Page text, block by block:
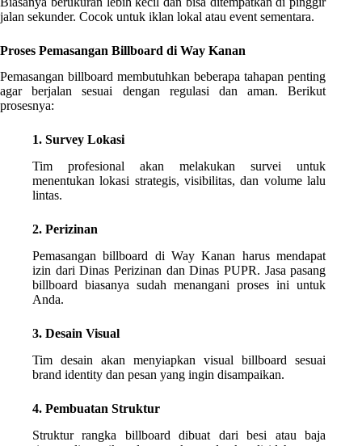
jalan sekunder. Cocok untuk iklan lokal atau event sementara.
Proses Pemasangan Billboard di Way Kanan
Pemasangan billboard membutuhkan beberapa tahapan penting
agar berjalan sesuai dengan regulasi dan aman. Berikut
prosesnya:
1. Survey Lokasi
Tim profesional akan melakukan survei untuk
menentukan lokasi strategis, visibilitas, dan volume lalu
lintas.
2. Perizinan
Pemasangan billboard di Way Kanan harus mendapat
izin dari Dinas Perizinan dan Dinas PUPR. Jasa pasang
billboard biasanya sudah menangani proses ini untuk
Anda.
3. Desain Visual
Tim desain akan menyiapkan visual billboard sesuai
brand identity dan pesan yang ingin disampaikan.
4. Pembuatan Struktur
Struktur rangka billboard dibuat dari besi atau baja